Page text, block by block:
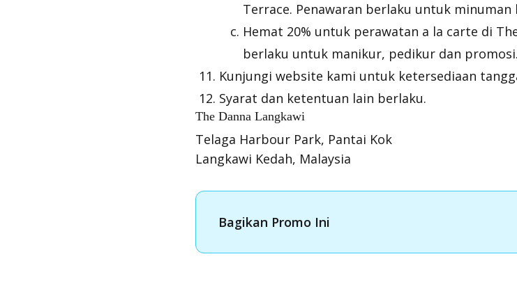
Terrace. Penawaran berlaku untuk minuman
Hemat 20% untuk perawatan a la carte di
berlaku untuk manikur, pedikur dan promosi.
Kunjungi website kami untuk ketersediaan
Syarat dan ketentuan lain berlaku.
The Danna Langkawi
Telaga Harbour Park, Pantai Kok
Langkawi Kedah, Malaysia
Bagikan Promo Ini